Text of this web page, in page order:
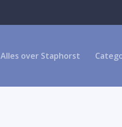
Alles over Staphorst